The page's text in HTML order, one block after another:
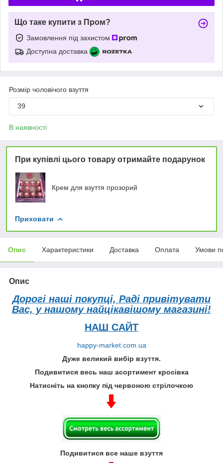
Що таке купити з Пром?
Замовлення під захистом
Доступна доставка
Розмір чоловічого взуття
39
В наявності
При купівлі цього товару отримайте подарунок
Крем для взуття прозорий
Приховати
Опис Характеристики Доставка Оплата Умови
Опис
Дорогі наші покупці, Раді привітувати
Вас, у нашому найцікавішому магазині!
НАШ САЙТ
happy-market.com.ua
Дуже великий вибір взуття.
Подивитися весь наш асортимент кросівка
Натисніть на кнопку під червоною стрілочкою
Подивитися все наше взуття